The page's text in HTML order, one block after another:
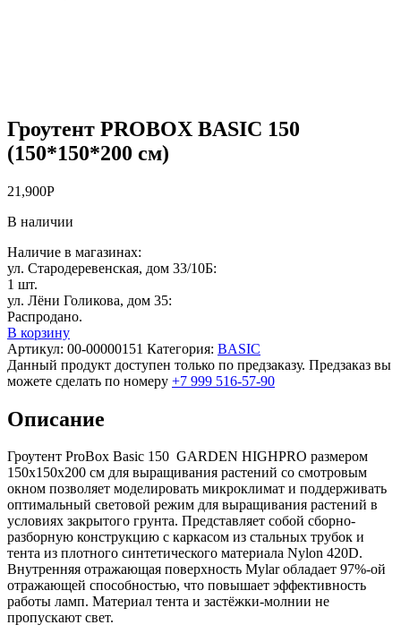
Гроутент PROBOX BASIC 150
(150*150*200 см)
21,900Р
В наличии
Наличие в магазинах:
ул. Стародеревенская, дом 33/10Б:
1 шт.
ул. Лёни Голикова, дом 35:
Распродано.
В корзину
Артикул: 00-00000151 Категория: BASIC
Данный продукт доступен только по предзаказу. Предзаказ вы
можете сделать по номеру +7 999 516-57-90
Описание
Гроутент ProBox Basic 150 GARDEN HIGHPRO размером
150х150х200 см для выращивания растений со смотровым
окном позволяет моделировать микроклимат и поддерживать
оптимальный световой режим для выращивания растений в
условиях закрытого грунта. Представляет собой сборно-
разборную конструкцию с каркасом из стальных трубок и
тента из плотного синтетического материала Nylon 420D.
Внутренняя отражающая поверхность Mylar обладает 97%-ой
отражающей способностью, что повышает эффективность
работы ламп. Материал тента и застёжки-молнии не
пропускают свет.